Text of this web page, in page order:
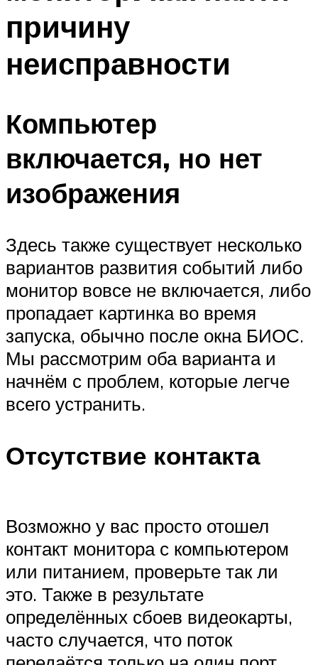
причину
неисправности
Компьютер
включается, но нет
изображения
Здесь также существует несколько
вариантов развития событий либо
монитор вовсе не включается, либо
пропадает картинка во время
запуска, обычно после окна БИОС.
Мы рассмотрим оба варианта и
начнём с проблем, которые легче
всего устранить.
Отсутствие контакта
Возможно у вас просто отошел
контакт монитора с компьютером
или питанием, проверьте так ли
это. Также в результате
определённых сбоев видеокарты,
часто случается, что поток